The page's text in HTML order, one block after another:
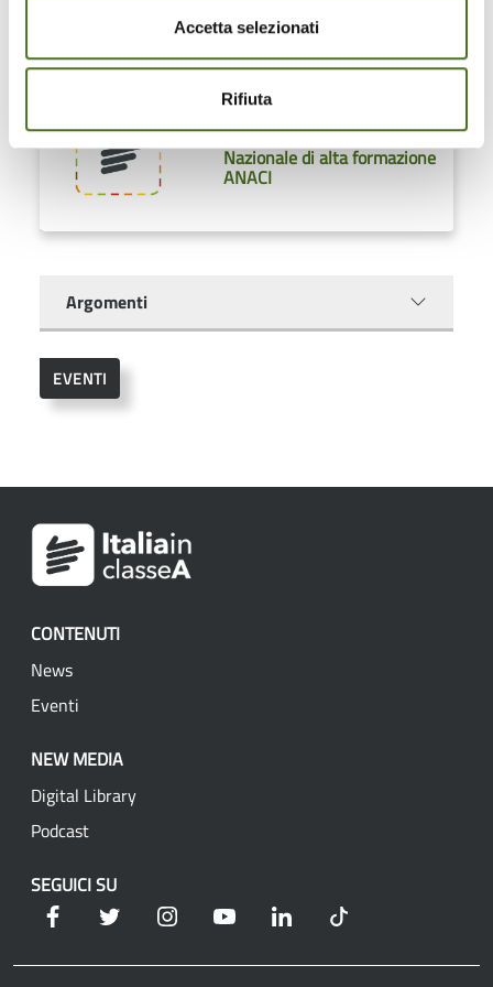
Accetta selezionati
Rifiuta
valutaz...
DUEE alla Giornata
Nazionale di alta formazione
ANACI
Argomenti
EVENTI
CONTENUTI
News
Eventi
NEW MEDIA
Digital Library
Podcast
SEGUICI SU
Facebook Twitter Instagram YouTube Linkedin